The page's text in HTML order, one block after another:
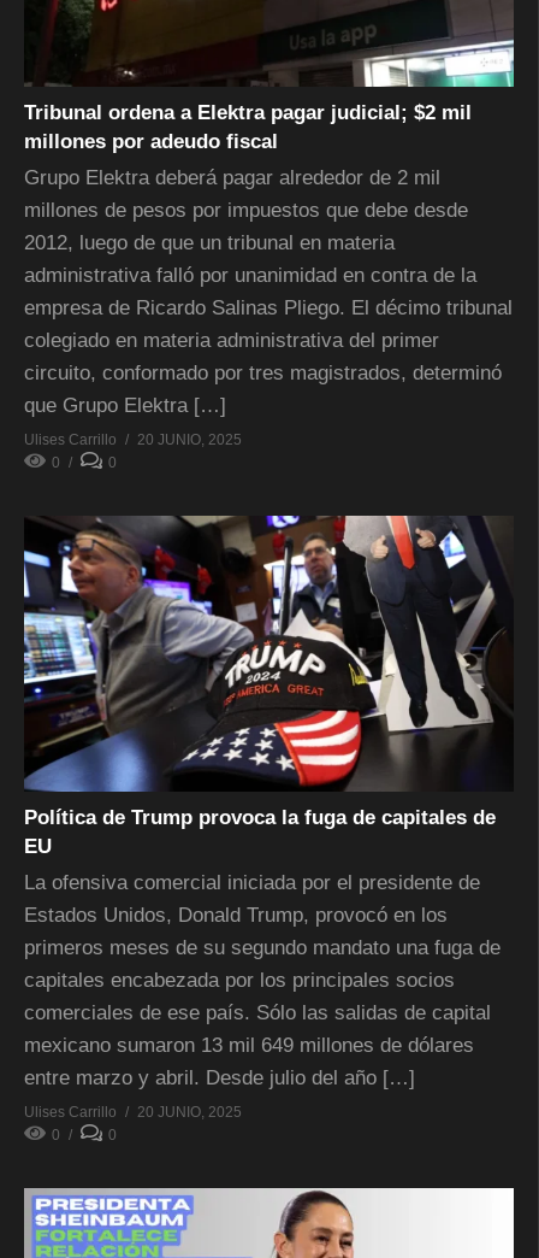
Tribunal ordena a Elektra pagar judicial; $2 mil
millones por adeudo fiscal
Grupo Elektra deberá pagar alrededor de 2 mil
millones de pesos por impuestos que debe desde
2012, luego de que un tribunal en materia
administrativa falló por unanimidad en contra de la
empresa de Ricardo Salinas Pliego. El décimo tribunal
colegiado en materia administrativa del primer
circuito, conformado por tres magistrados, determinó
que Grupo Elektra […]
Ulises Carrillo
20 JUNIO, 2025
0
0
Política de Trump provoca la fuga de capitales de
EU
La ofensiva comercial iniciada por el presidente de
Estados Unidos, Donald Trump, provocó en los
primeros meses de su segundo mandato una fuga de
capitales encabezada por los principales socios
comerciales de ese país. Sólo las salidas de capital
mexicano sumaron 13 mil 649 millones de dólares
entre marzo y abril. Desde julio del año […]
Ulises Carrillo
20 JUNIO, 2025
0
0